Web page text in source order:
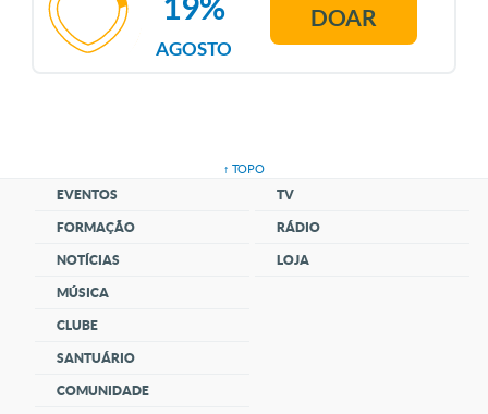
AGOSTO
DOAR
↑ TOPO
EVENTOS
FORMAÇÃO
NOTÍCIAS
MÚSICA
CLUBE
SANTUÁRIO
COMUNIDADE
TV
RÁDIO
LOJA